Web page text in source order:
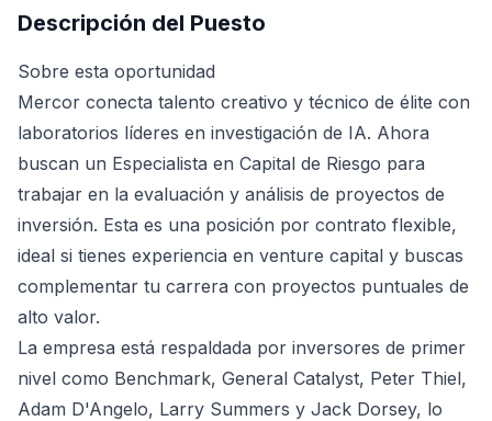
Descripción del Puesto
Sobre esta oportunidad
Mercor conecta talento creativo y técnico de élite con
laboratorios líderes en investigación de IA. Ahora
buscan un Especialista en Capital de Riesgo para
trabajar en la evaluación y análisis de proyectos de
inversión. Esta es una posición por contrato flexible,
ideal si tienes experiencia en venture capital y buscas
complementar tu carrera con proyectos puntuales de
alto valor.
La empresa está respaldada por inversores de primer
nivel como Benchmark, General Catalyst, Peter Thiel,
Adam D'Angelo, Larry Summers y Jack Dorsey, lo